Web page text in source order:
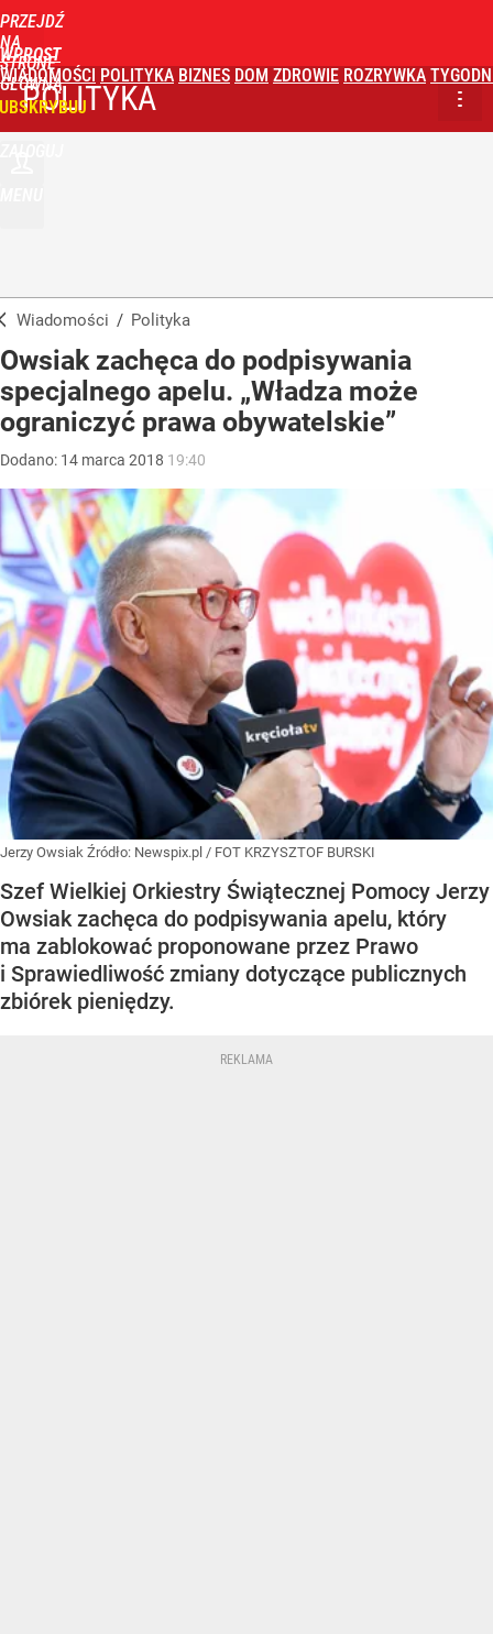
PRZEJDŹ
NA
STRONĘ
GŁÓWNĄ
WPROST
WIADOMOŚCI POLITYKA BIZNES DOM ZDROWIE ROZRYWKA
POLITYKA
Wiadomości / Polityka
Owsiak zachęca do podpisywania
specjalnego apelu. „Władza może
ograniczyć prawa obywatelskie”
Dodano: 14 marca 2018 19:40
Jerzy Owsiak Źródło: Newspix.pl / FOT KRZYSZTOF BURSKI
Szef Wielkiej Orkiestry Świątecznej Pomocy Jerzy
Owsiak zachęca do podpisywania apelu, który
ma zablokować proponowane przez Prawo
i Sprawiedliwość zmiany dotyczące publicznych
zbiórek pieniędzy.